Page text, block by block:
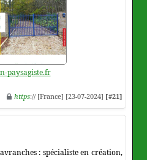
paysagiste.fr
https:// [France] [23-07-2024] [#21]
: spécialiste en création,